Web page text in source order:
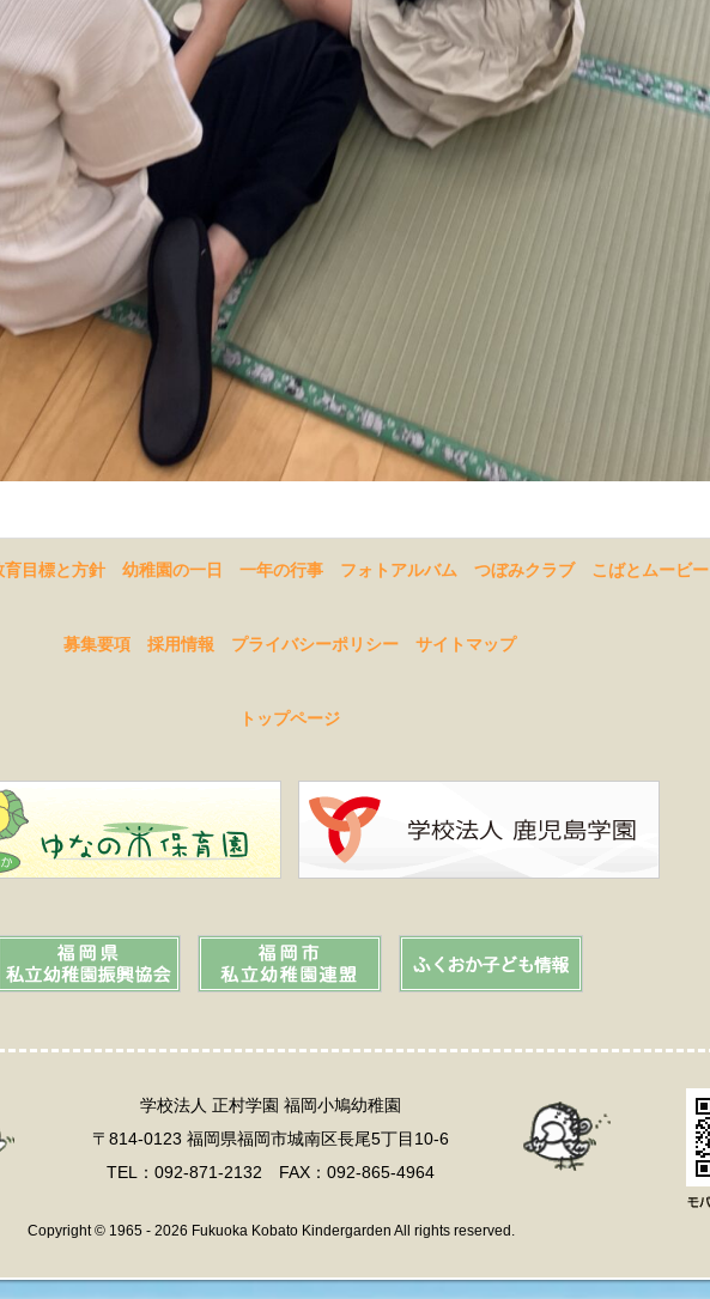
育目標と方針 幼稚園の一日 一年の行事 フォトアルバム つぼみクラブ こばとムービー
募集要項 採用情報 プライバシーポリシー サイトマップ
トップページ
学校法人 正村学園 福岡小鳩幼稚園
〒814-0123 福岡県福岡市城南区長尾5丁目10-6
TEL：092-871-2132 FAX：092-865-4964
Copyright © 1965 - 2026 Fukuoka Kobato Kindergarden All rights reserved.